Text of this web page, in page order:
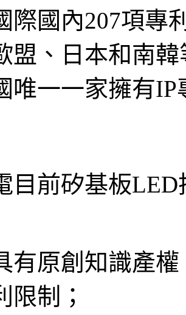
際國內207項專
盟、日本和南
唯一一家擁有
目前矽基板
有原創知識產
限制；